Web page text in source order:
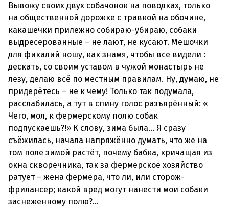
Вывожу своих двух собачонок на поводках, только
на общественной дорожке с травкой на обочине,
какашечки прилежно собираю-убираю, собаки
выдресерованные – не лают, не кусают. Мешочки
для фикалий ношу, как знамя, чтобы все видели :
дескать, со своим уставом в чужой монастырь не
лезу, делаю всё по местным правилам. Ну, думаю, не
придерётесь – не к чему! Только так подумала,
расслабилась, а тут в спину голос разъярённый: «
Чего, мол, к фермерскому полю собак
подпускаешь?!» К слову, зима была... Я сразу
съёжилась, начала напряжённо думать, что же на
том поле зимой растёт, почему бабка, кричащая из
окна скворечника, так за фермерское хозяйство
ратует – жена фермера, что ли, или сторож-
фрилансер; какой вред могут нанести мои собаки